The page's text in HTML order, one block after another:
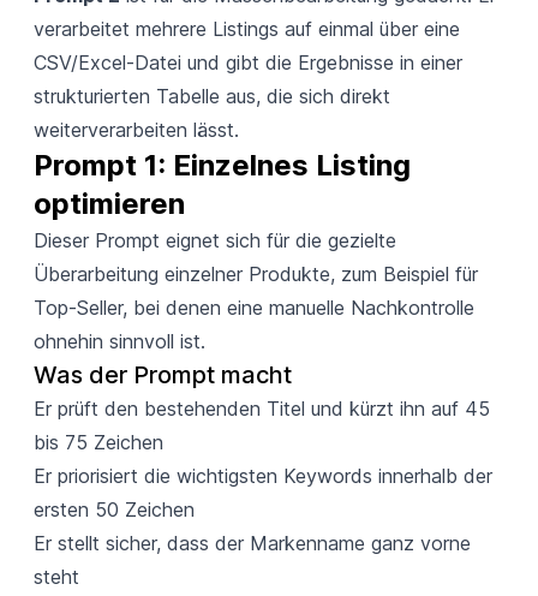
verarbeitet mehrere Listings auf einmal über eine
CSV/Excel-Datei und gibt die Ergebnisse in einer
strukturierten Tabelle aus, die sich direkt
weiterverarbeiten lässt.
Prompt 1: Einzelnes Listing
optimieren
Dieser Prompt eignet sich für die gezielte
Überarbeitung einzelner Produkte, zum Beispiel für
Top-Seller, bei denen eine manuelle Nachkontrolle
ohnehin sinnvoll ist.
Was der Prompt macht
Er prüft den bestehenden Titel und kürzt ihn auf 45
bis 75 Zeichen
Er priorisiert die wichtigsten Keywords innerhalb der
ersten 50 Zeichen
Er stellt sicher, dass der Markenname ganz vorne
steht